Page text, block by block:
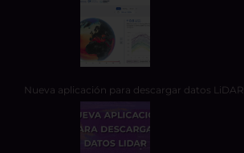
Nueva aplicación para descargar datos LiDAR